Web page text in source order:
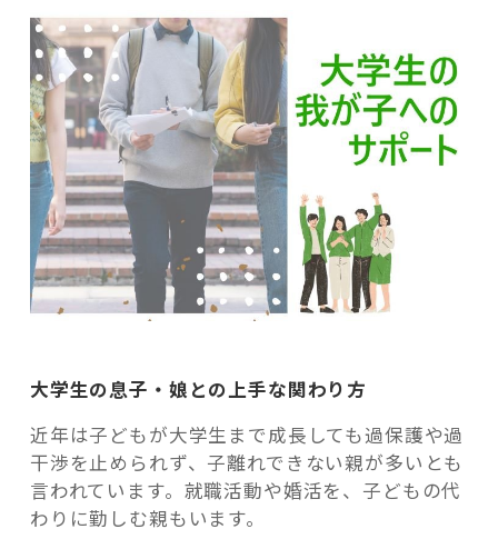
大学生の息子・娘との上手な関わり方
近年は子どもが大学生まで成長しても過保護や過
干渉を止められず、子離れできない親が多いとも
言われています。就職活動や婚活を、子どもの代
わりに勤しむ親もいます。